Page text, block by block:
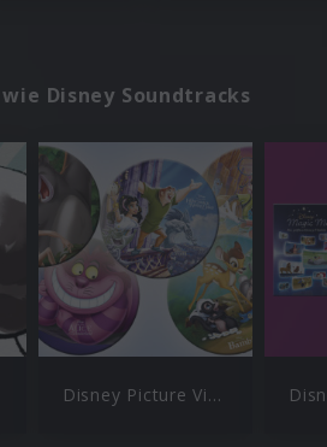
Disney Soundtracks
Disney Picture Vinyl